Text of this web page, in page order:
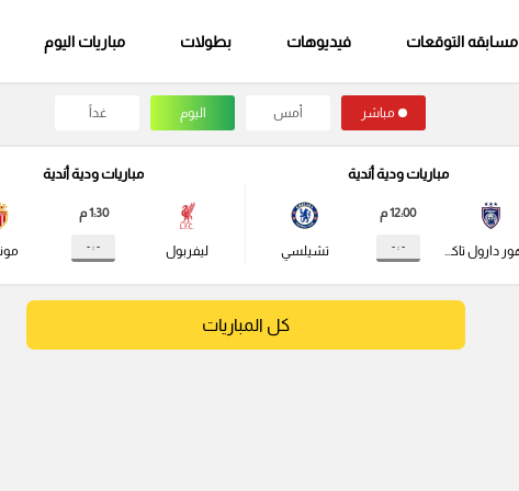
مسابقه التوقعات فيديوهات بطولات مباريات اليوم
مباشر أمس اليوم غداً
مباريات ودية أندية
جوهور دارول تاكزيم
12:00 م
- : - تشيلسي
مباريات ودية أندية
ليفربول
1:30 م
- : -
كل المباريات